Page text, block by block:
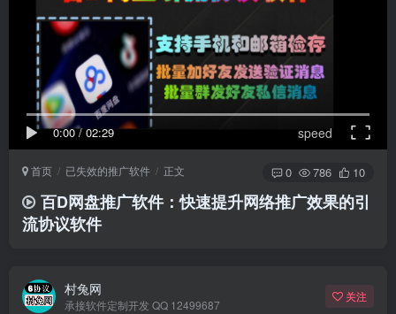
0:00/02:29 speed
首页 已失效的推广软件 正文 0 786 10
百D网盘推广软件：快速提升网络推广效果的引
流协议软件
村兔网
承接软件定制开发 QQ 12499687
关注